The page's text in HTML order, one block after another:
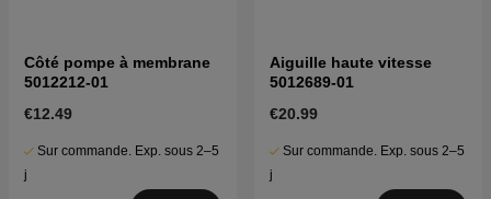
Côté pompe à membrane
5012212-01
€12.49
Sur commande. Exp. sous 2–5
j
Aiguille haute vitesse
5012689-01
€20.99
Sur commande. Exp. sous 2–5
j